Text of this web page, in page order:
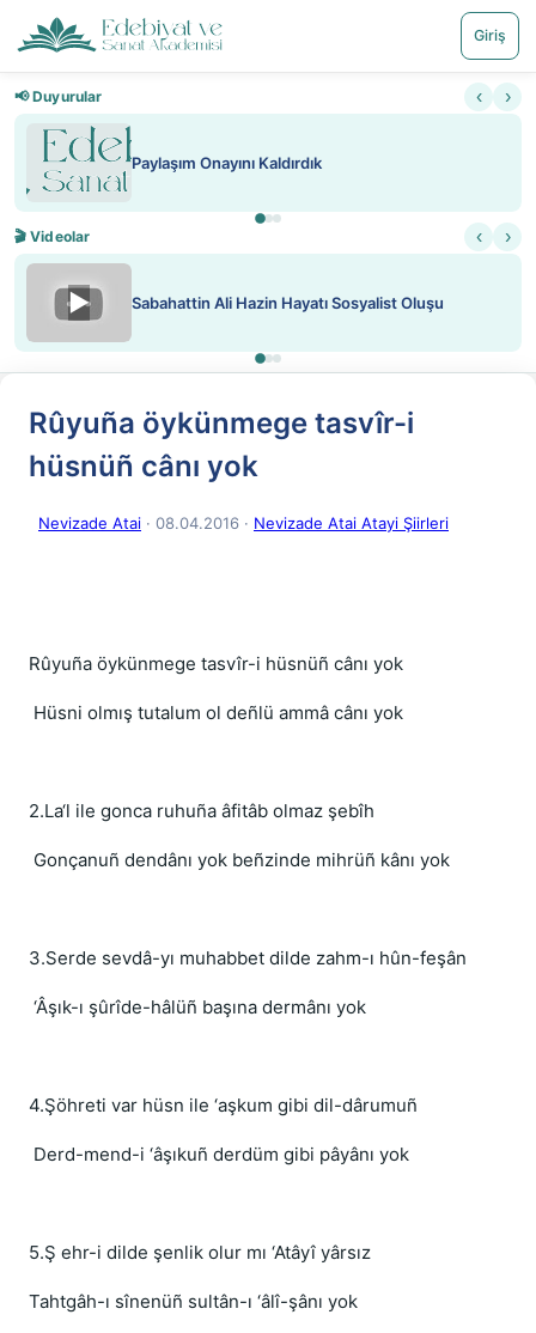
Giriş
📢 Duyurular ‹ ›
Paylaşım Onayını Kaldırdık
🎬 Videolar ‹ ›
▶ Sabahattin Ali Hazin Hayatı Sosyalist Oluşu
Rûyuña öykünmege tasvîr-i
hüsnüñ cânı yok
Nevizade Atai · 08.04.2016 · Nevizade Atai Atayi Şiirleri
Rûyuña öykünmege tasvîr-i hüsnüñ cânı yok
Hüsni olmış tutalum ol deñlü ammâ cânı yok
2.La‘l ile gonca ruhuña âfitâb olmaz şebîh
Gonçanuñ dendânı yok beñzinde mihrüñ kânı yok
3.Serde sevdâ-yı muhabbet dilde zahm-ı hûn-feşân
‘Âşık-ı şûrîde-hâlüñ başına dermânı yok
4.Şöhreti var hüsn ile ‘aşkum gibi dil-dârumuñ
Derd-mend-i ‘âşıkuñ derdüm gibi pâyânı yok
5.Ş ehr-i dilde şenlik olur mı ‘Atâyî yârsız
Tahtgâh-ı sînenüñ sultân-ı ‘âlî-şânı yok